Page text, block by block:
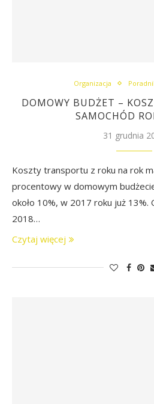
Organizacja
DOMOWY BUDŻET –
SAMOCHÓD
31 grudnia
Koszty transportu z roku na rok
procentowy w domowym
około 10%, w 2017 roku już 13%.
2018…
Czytaj więcej